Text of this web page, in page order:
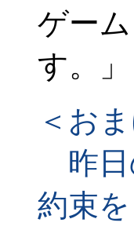
ゲー
す。
＜お
昨日
約束